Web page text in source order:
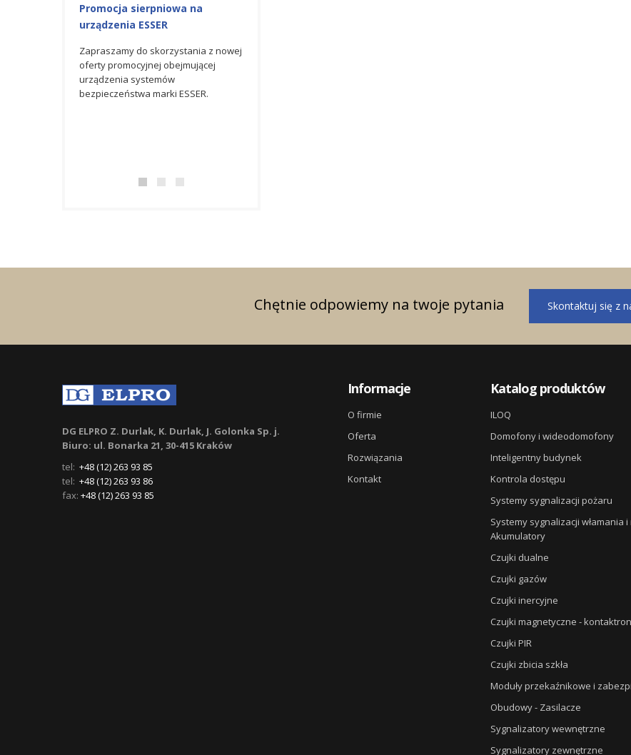
Promocja na urządzenia ESSER
Zapraszamy do skorzystania z
czerwcowej oferty promocyjnej
obejmującej urządzenia systemów
bezpieczeństwa marki ESSER.
Chętnie odpowiemy na twoje pytania Skontaktuj się z
DG ELPRO Z. Durlak, K. Durlak, J. Golonka Sp. j.
Biuro: ul. Bonarka 21, 30-415 Kraków
tel: +48 (12) 263 93 85
tel: +48 (12) 263 93 86
fax: +48 (12) 263 93 85
Informacje
O firmie
Oferta
Rozwiązania
Kontakt
Katalog produktów
ILOQ
Domofony i wideodomofony
Inteligentny budynek
Kontrola dostępu
Systemy sygnalizacji pożaru
Systemy sygnalizacji włamania
Akumulatory
Czujki dualne
Czujki gazów
Czujki inercyjne
Czujki magnetyczne -
Czujki PIR
Czujki zbicia szkła
Moduły przekaźnikowe i
Obudowy - Zasilacze
Sygnalizatory wewnętrzne
Sygnalizatory zewnętrzne